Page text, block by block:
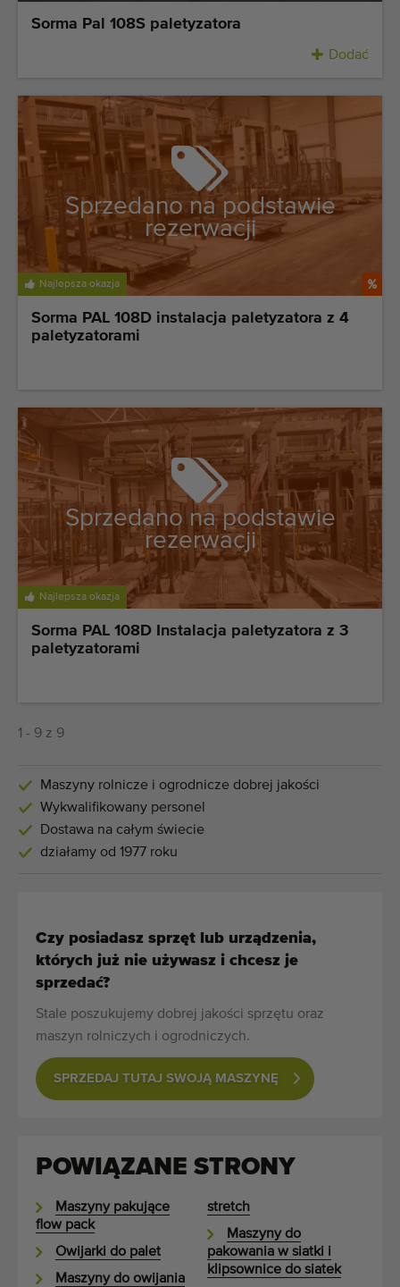
Sorma Pal 108S paletyzatora
Dodać
Najlepsza okazja
Sprzedano na podstawie
rezerwacji
Sorma PAL 108D instalacja paletyzatora z 4
paletyzatorami
Najlepsza okazja
Sprzedano na podstawie
rezerwacji
Sorma PAL 108D Instalacja paletyzatora z 3
paletyzatorami
1 - 9 z 9
Maszyny rolnicze i ogrodnicze dobrej jakości
Wykwalifikowany personel
Dostawa na całym świecie
działamy od 1977 roku
Czy posiadasz sprzęt lub urządzenia,
których już nie używasz i chcesz je
sprzedać?
Stale poszukujemy dobrej jakości sprzętu oraz
maszyn rolniczych i ogrodniczych.
SPRZEDAJ TUTAJ SWOJĄ MASZYNĘ
POWIĄZANE STRONY
Maszyny pakujące
flow pack
Owijarki do palet
Maszyny do owijania
stretch
Maszyny do
pakowania w siatki i
klipsownice do siatek